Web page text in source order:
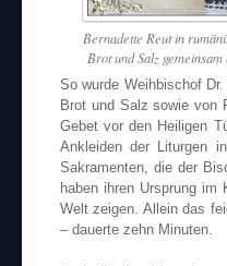
Bernadette Reut in
Brot und Salz
So wurde Weihbischof
Brot und Salz sowie von
Gebet vor den Heiligen
Ankleiden der Liturgen
Sakramenten, die der
haben ihren Ursprung
Welt zeigen. Allein das
– dauerte zehn Minuten.